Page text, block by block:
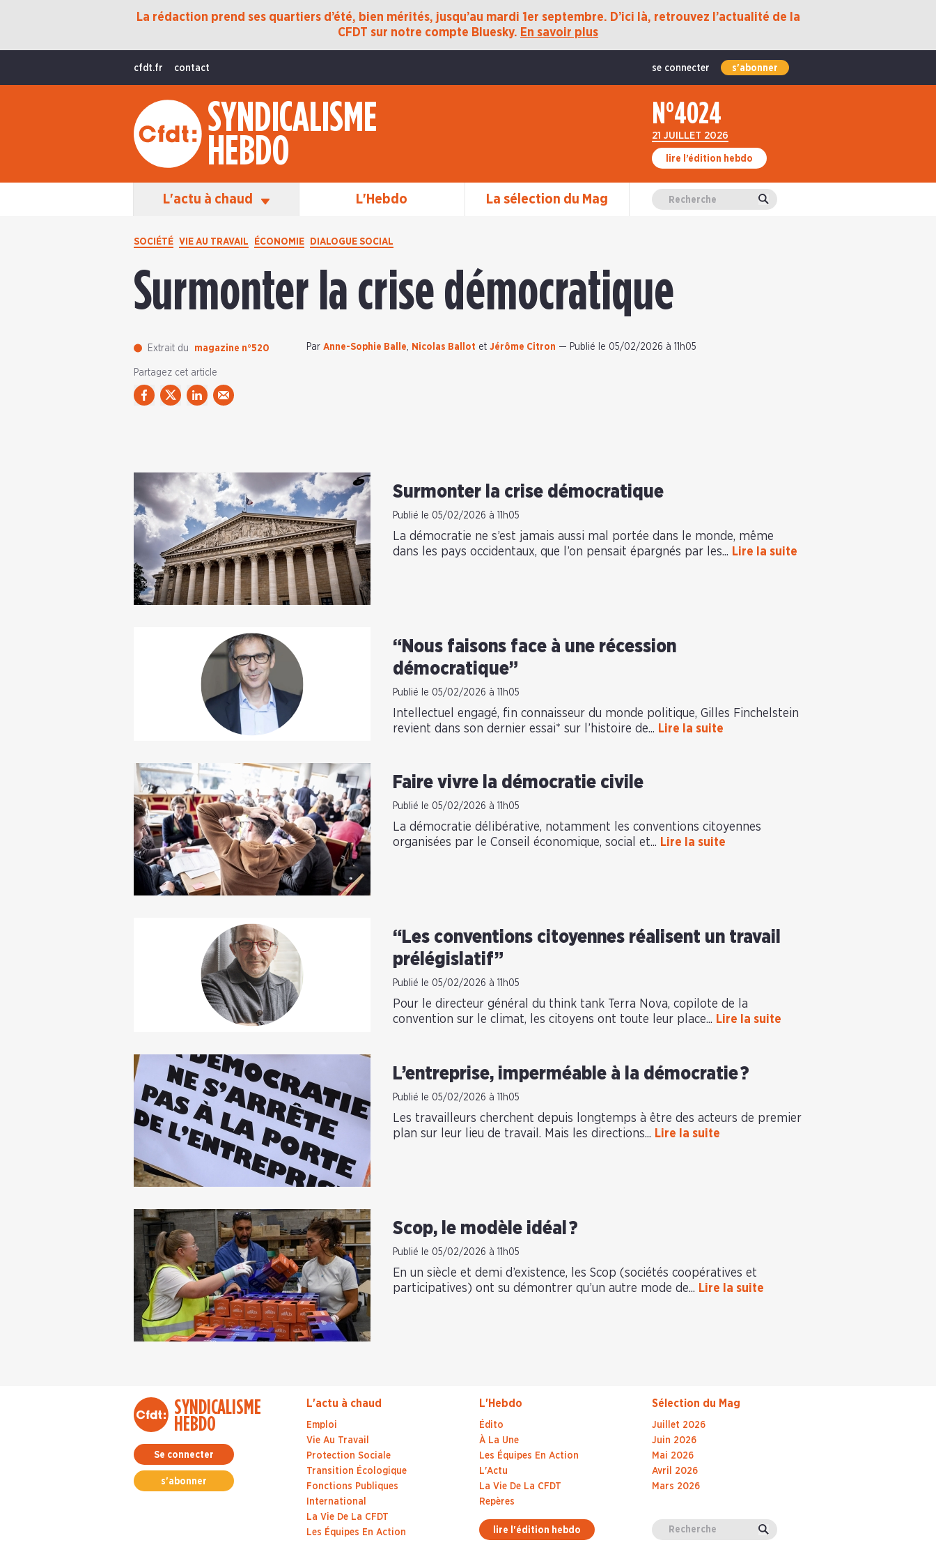
La rédaction prend ses quartiers d’été, bien mérités, jusqu’au mardi 1er septembre. D’ici là, retrouvez l’actualité de la
CFDT sur notre compte Bluesky. En savoir plus
cfdt.fr contact se connecter s'abonner
SYNDICALISME
HEBDO
N°4024
21 JUILLET 2026
lire l’édition hebdo
L'actu à chaud
Protection Sociale
International
La Vie De La CFDT
Les Équipes En Action L'Hebdo La sélection du Mag Valider
SOCIÉTÉ VIE AU TRAVAIL ÉCONOMIE DIALOGUE SOCIAL
Surmonter la crise démocratique
Extrait du magazine n°520
Partagez cet article
Par Anne-Sophie Balle, Nicolas Ballot et Jérôme Citron — Publié le 05/02/2026 à 11h05
Surmonter la crise démocratique
Publié le 05/02/2026 à 11h05
La démocratie ne s’est jamais aussi mal portée dans le monde, même
dans les pays occidentaux, que l’on pensait épargnés par les... Lire la suite
“Nous faisons face à une récession
démocratique”
Publié le 05/02/2026 à 11h05
Intellectuel engagé, fin connaisseur du monde politique, Gilles Finchelstein
revient dans son dernier essai* sur l’histoire de... Lire la suite
Faire vivre la démocratie civile
Publié le 05/02/2026 à 11h05
La démocratie délibérative, notamment les conventions citoyennes
organisées par le Conseil économique, social et... Lire la suite
“Les conventions citoyennes réalisent un travail
prélégislatif”
Publié le 05/02/2026 à 11h05
Pour le directeur général du think tank Terra Nova, copilote de la
convention sur le climat, les citoyens ont toute leur place... Lire la suite
L’entreprise, imperméable à la démocratie ?
Publié le 05/02/2026 à 11h05
Les travailleurs cherchent depuis longtemps à être des acteurs de premier
plan sur leur lieu de travail. Mais les directions... Lire la suite
Scop, le modèle idéal ?
Publié le 05/02/2026 à 11h05
En un siècle et demi d’existence, les Scop (sociétés coopératives et
participatives) ont su démontrer qu’un autre mode de... Lire la suite
SYNDICALISME
HEBDO
Se connecter
s'abonner
L'actu à chaud
Emploi
Vie Au Travail
Protection Sociale
Transition Écologique
Fonctions Publiques
International
La Vie De La CFDT
Les Équipes En Action
L'Hebdo
Édito
À La Une
Les Équipes En Action
L'Actu
La Vie De La CFDT
Repères
lire l'édition hebdo
Sélection du Mag
Juillet 2026
Juin 2026
Mai 2026
Avril 2026
Mars 2026
Valider